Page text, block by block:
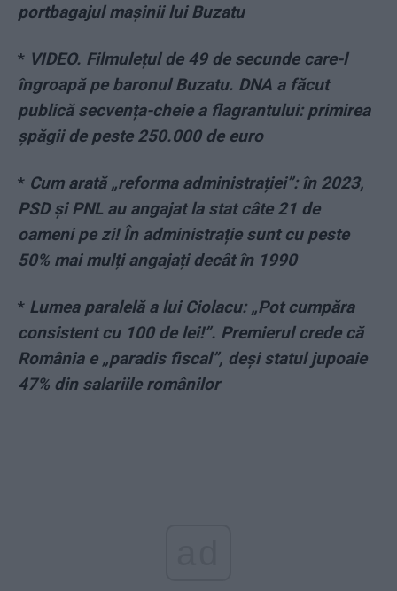
portbagajul mașinii lui Buzatu
* VIDEO. Filmulețul de 49 de secunde care-l
îngroapă pe baronul Buzatu. DNA a făcut
publică secvența-cheie a flagrantului: primirea
șpăgii de peste 250.000 de euro
* Cum arată „reforma administrației”: în 2023,
PSD și PNL au angajat la stat câte 21 de
oameni pe zi! În administrație sunt cu peste
50% mai mulți angajați decât în 1990
* Lumea paralelă a lui Ciolacu: „Pot cumpăra
consistent cu 100 de lei!”. Premierul crede că
România e „paradis fiscal”, deși statul jupoaie
47% din salariile românilor